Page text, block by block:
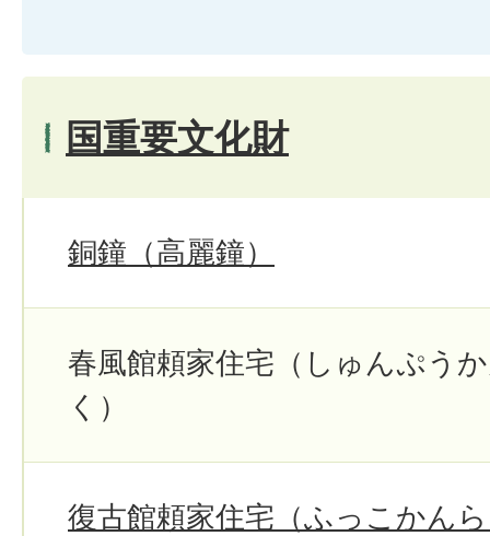
国重要文化財
銅鐘（高麗鐘）
春風館頼家住宅（しゅんぷう
く）
復古館頼家住宅（ふっこかん